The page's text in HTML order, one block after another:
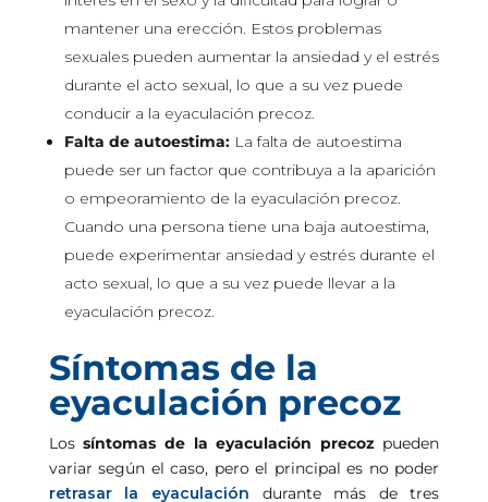
mantener una erección. Estos problemas
sexuales pueden aumentar la ansiedad y el estrés
durante el acto sexual, lo que a su vez puede
conducir a la eyaculación precoz.
Falta de autoestima: La falta de autoestima
puede ser un factor que contribuya a la aparición
o empeoramiento de la eyaculación precoz.
Cuando una persona tiene una baja autoestima,
puede experimentar ansiedad y estrés durante el
acto sexual, lo que a su vez puede llevar a la
eyaculación precoz.
Síntomas de la
eyaculación precoz
Lossíntomas de la eyaculación precozpueden
variar según el caso, pero el principal es no poder
retrasar la eyaculación durante más de tres